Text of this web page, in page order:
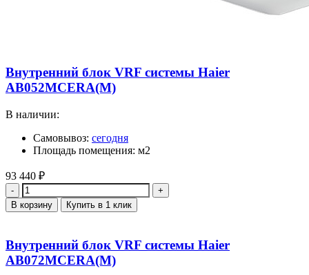
Внутренний блок VRF системы Haier
AB052MCERA(M)
В наличии:
Самовывоз: сегодня
Площадь помещения: м2
93 440 ₽
Количество
В корзину Купить в 1 клик
Внутренний блок VRF системы Haier
AB072MCERA(M)